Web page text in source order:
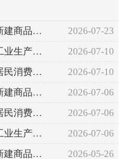
2026年6月份杭州市新建商品住宅销售价格环比上涨0.3%
2026-07-23
2026年6月份杭州市工业生产者出厂价格同比上涨1.9%
2026-07-10
2026年6月份杭州市居民消费价格同比上涨1.4%
2026-07-10
2026年5月份杭州市新建商品住宅销售价格环比上涨0.5%
2026-07-06
2026年5月份杭州市居民消费价格同比上涨1.8%
2026-07-06
2026年5月份杭州市工业生产者出厂价格同比上涨1.4%
2026-07-06
2026年4月份杭州市新建商品住宅销售价格环比上涨0.4%
2026-05-26